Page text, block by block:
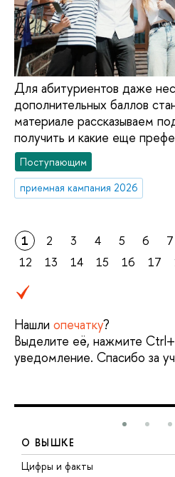
Для абитуриентов даже
дополнительных баллов
материале рассказываем
получить и какие еще
Поступающим
приемная кампания 2026
1 2 3 4 5 6 7
12
13 14 15 16 17
Нашли опечатку?
Выделите её, нажмите
уведомление. Спасибо за
О ВЫШКЕ
Цифры и факты